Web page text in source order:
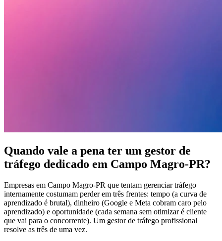
Quando vale a pena ter um gestor de
tráfego dedicado em Campo Magro-PR?
Empresas em Campo Magro-PR que tentam gerenciar tráfego
internamente costumam perder em três frentes: tempo (a curva de
aprendizado é brutal), dinheiro (Google e Meta cobram caro pelo
aprendizado) e oportunidade (cada semana sem otimizar é cliente
que vai para o concorrente). Um gestor de tráfego profissional
resolve as três de uma vez.